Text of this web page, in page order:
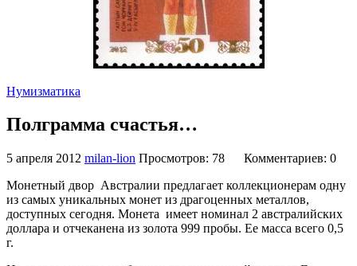
Нумизматика
Полграмма счастья…
5 апреля 2012 milan-lion Просмотров: 78 Комментариев: 0
Монетный двор Австралии предлагает коллекционерам одну
из самых уникальных монет из драгоценных металлов,
доступных сегодня. Монета имеет номинал 2 австралийских
доллара и отчеканена из золота 999 пробы. Ее масса всего 0,5
г.